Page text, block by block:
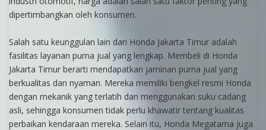
dipertimbangkan oleh konsumen.
Salah satu keunggulan lain dari Honda Jakarta Timur adalah
fasilitas layanan purna jual yang lengkap. Membeli di Honda
Jakarta Timur berarti mendapatkan jaminan purna jual yang
berkualitas dan nyaman. Mereka memiliki bengkel resmi Honda
dengan mekanik yang terlatih dan menggunakan suku cadang
asli, sehingga konsumen tidak perlu khawatir tentang kualitas
perbaikan kendaraan mereka. Selain itu, Honda Megatama juga